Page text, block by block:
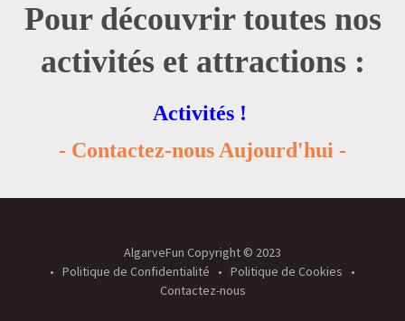
Pour découvrir toutes nos
activités et attractions :
Activités !
- Contactez-nous Aujourd'hui -
AlgarveFun Copyright © 2023
Politique de Confidentialité
Politique de Cookies
Contactez-nous